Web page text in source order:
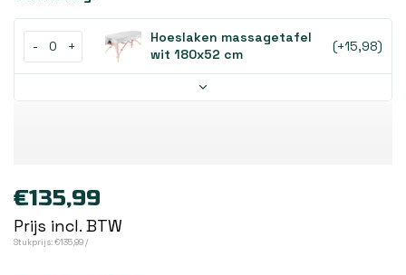
- +
Hoeslaken massagetafel
wit 180x52 cm
(+15,98)
€135,99
Prijs incl. BTW
Stukprijs: €135,99 /